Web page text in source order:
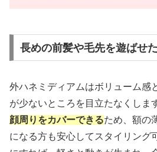
長めの前髪や毛先を遊ばせ
外ハネミディアムはボリューム感
が少ないところを目立たなくしま
顔周りをカバーできるため、額の
になる方も安心してスタイリング